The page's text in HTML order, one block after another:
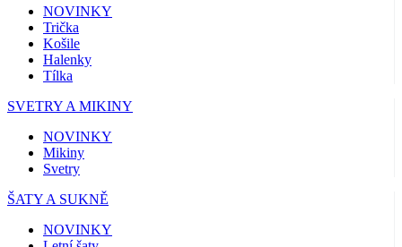
NOVINKY
Trička
Košile
Halenky
Tílka
SVETRY A MIKINY
NOVINKY
Mikiny
Svetry
ŠATY A SUKNĚ
NOVINKY